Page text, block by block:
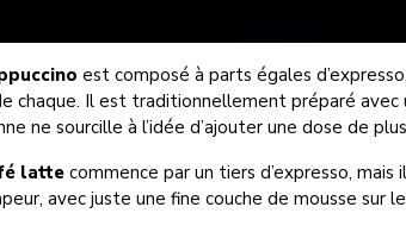
est composé à parts égales
chaque. Il est traditionnellement préparé avec
ne sourcille à l’idée d’ajouter une dose de
latte commence par un tiers d’expresso,
avec juste une fine couche de mousse sur